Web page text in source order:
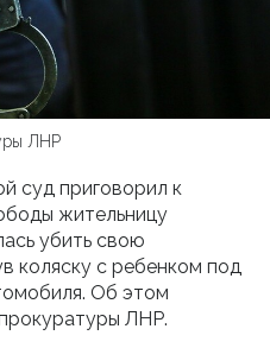
ЛНР
суд приговорил к
жительницу
убить свою
коляску с ребенком под
Об этом
ЛНР.